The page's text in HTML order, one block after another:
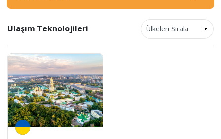
Ulaşım Teknolojileri